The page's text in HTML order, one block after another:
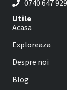
0740 647 929
Utile
Acasa
Exploreaza
Despre noi
Blog